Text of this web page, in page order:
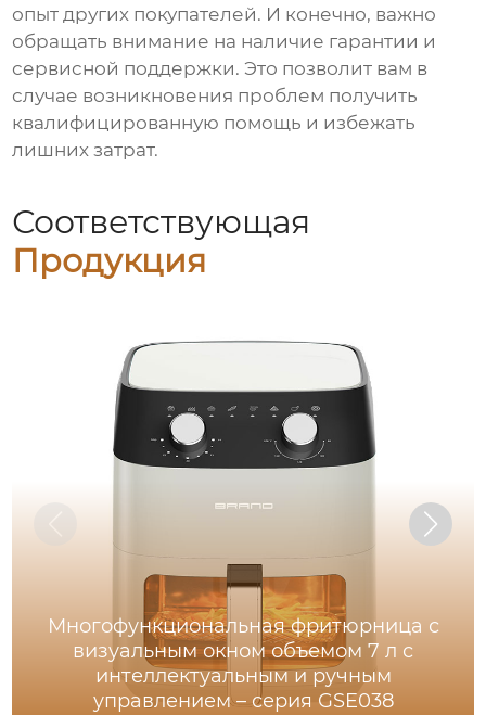
опыт других покупателей. И конечно, важно
обращать внимание на наличие гарантии и
сервисной поддержки. Это позволит вам в
случае возникновения проблем получить
квалифицированную помощь и избежать
лишних затрат.
Соответствующая
Продукция
Многофункциональная фритюрница с
визуальным окном объемом 7 л с
интеллектуальным и ручным
управлением – серия GSE038